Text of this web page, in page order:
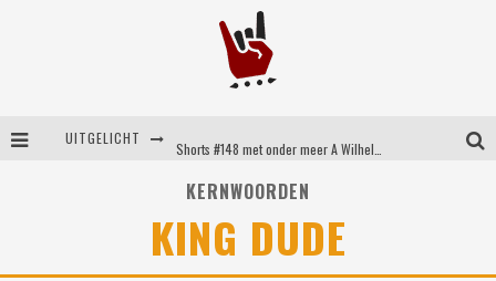
UITGELICHT
Shorts #149 met onder meer No Cure, Eva Under Fire, The Hu en Sleeping With Sirens
KERNWOORDEN
KING DUDE